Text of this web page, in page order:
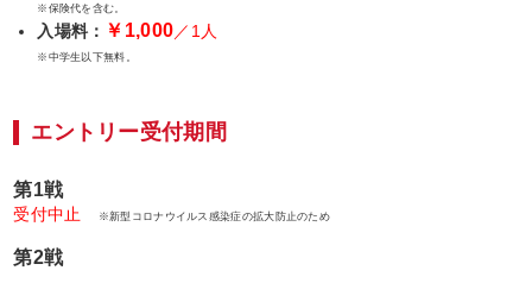
※保険代を含む。
入場料： ￥1,000／1人
※中学生以下無料。
エントリー受付期間
第1戦
受付中止 ※新型コロナウイルス感染症の拡大防止のため
第2戦